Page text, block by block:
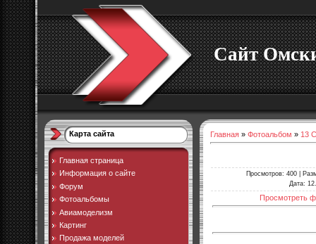
Сайт
Карта сайта
Главная страница
Информация о сайте
Форум
Фотоальбомы
Авиамоделизм
Картинг
Продажа моделей
Главная » Фотоальбом » 13
Просмотров: 400 |
Дата:
Просмотреть